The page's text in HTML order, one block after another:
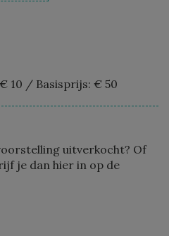
10 / Basisprijs: € 50
uitverkocht? Of
je dan hier in op de